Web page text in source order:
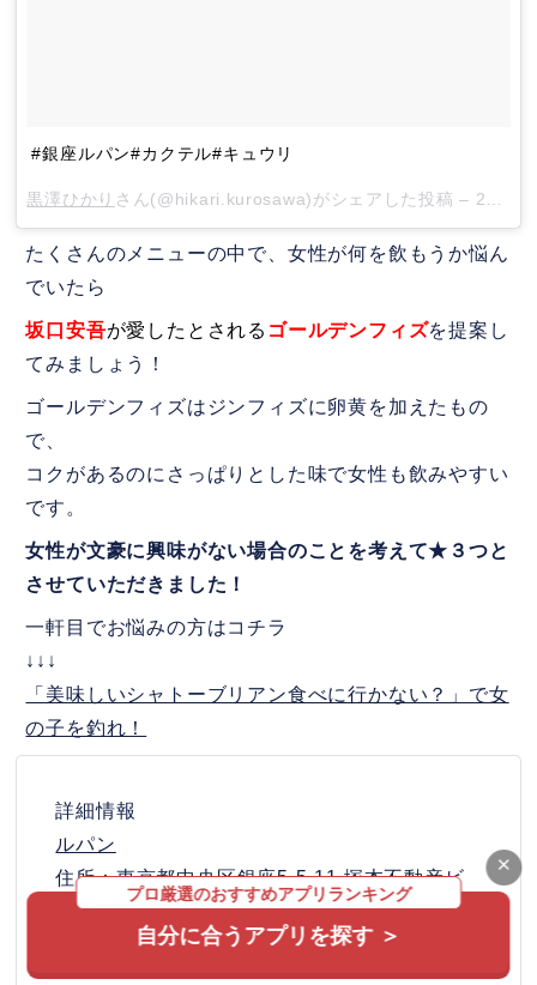
#銀座ルパン#カクテル#キュウリ
黒澤ひかり さん(@hikari.kurosawa)がシェアした投稿 – 2017年 9月月7日午前6時40分PDT
たくさんのメニューの中で、女性が何を飲もうか悩ん
でいたら
坂口安吾が愛したとされる ゴールデンフィズを提案し
てみましょう！
ゴールデンフィズはジンフィズに卵黄を加えたもの
で、
コクがあるのにさっぱりとした味で女性も飲みやすい
です。
女性が文豪に興味がない場合のことを考えて★３つと
させていただきました！
一軒目でお悩みの方はコチラ
↓↓↓
「美味しいシャトーブリアン食べに行かない？」で女
の子を釣れ！
詳細情報
ルパン
住所：東京都中央区銀座5-5-11 塚本不動産ビ
ル Ｂ１Ｆ
プロ厳選のおすすめアプリランキング
自分に合うアプリを探す ＞
×